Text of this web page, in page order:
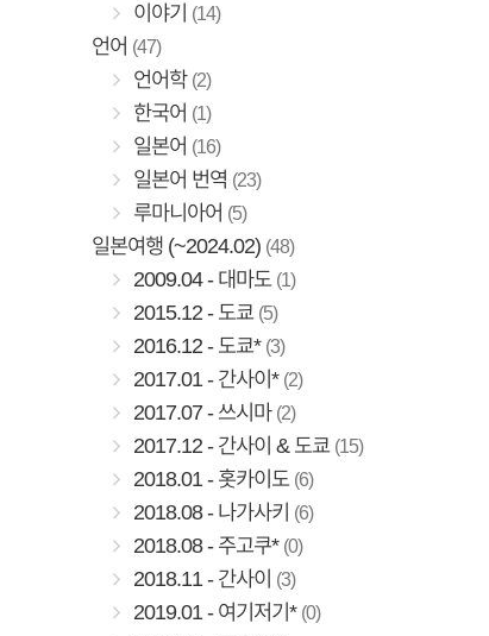
이야기 (14)
언어 (47)
언어학 (2)
한국어 (1)
일본어 (16)
일본어 번역 (23)
루마니아어 (5)
일본여행 (~2024.02) (48)
2009.04 - 대마도 (1)
2015.12 - 도쿄 (5)
2016.12 - 도쿄* (3)
2017.01 - 간사이* (2)
2017.07 - 쓰시마 (2)
2017.12 - 간사이 & 도쿄 (15)
2018.01 - 홋카이도 (6)
2018.08 - 나가사키 (6)
2018.08 - 주고쿠* (0)
2018.11 - 간사이 (3)
2019.01 - 여기저기* (0)